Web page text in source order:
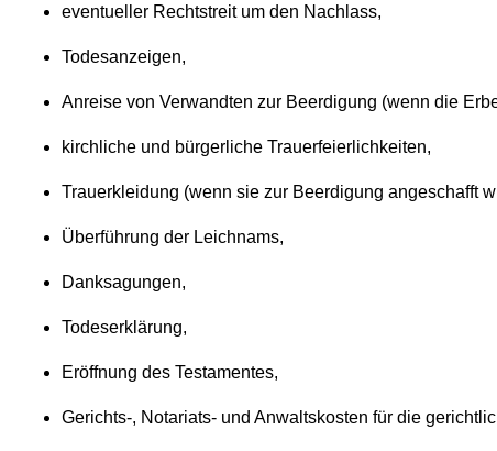
eventueller Rechtstreit um den Nachlass,
Todesanzeigen,
Anreise von Verwandten zur Beerdigung (wenn die
kirchliche und bürgerliche Trauerfeierlichkeiten,
Trauerkleidung (wenn sie zur Beerdigung angeschafft
Überführung der Leichnams,
Danksagungen,
Todeserklärung,
Eröffnung des Testamentes,
Gerichts-, Notariats- und Anwaltskosten für die